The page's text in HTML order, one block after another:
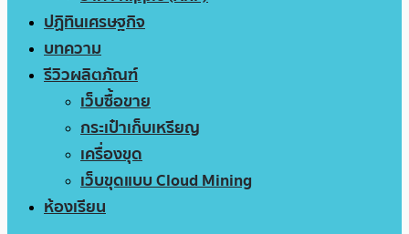
ปฏิทินเศรษฐกิจ
บทความ
รีวิวผลิตภัณฑ์
เว็บซื้อขาย
กระเป๋าเก็บเหรียญ
เครื่องขุด
เว็บขุดแบบ Cloud Mining
ห้องเรียน